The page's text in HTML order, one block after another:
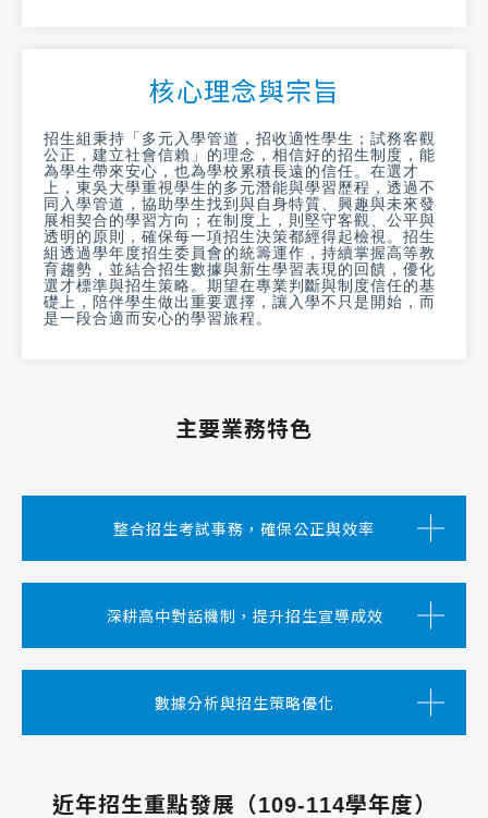
核心理念與宗旨
招生組秉持「多元入學管道，招收適性學生；試務客觀
公正，建立社會信賴」的理念，相信好的招生制度，能
為學生帶來安心，也為學校累積長遠的信任。在選才
上，東吳大學重視學生的多元潛能與學習歷程，透過不
同入學管道，協助學生找到與自身特質、興趣與未來發
展相契合的學習方向；在制度上，則堅守客觀、公平與
透明的原則，確保每一項招生決策都經得起檢視。招生
組透過學年度招生委員會的統籌運作，持續掌握高等教
育趨勢，並結合招生數據與新生學習表現的回饋，優化
選才標準與招生策略。期望在專業判斷與制度信任的基
礎上，陪伴學生做出重要選擇，讓入學不只是開始，而
是一段合適而安心的學習旅程。
主要業務特色
整合招生考試事務，確保公正與效率
深耕高中對話機制，提升招生宣導成效
數據分析與招生策略優化
近年招生重點發展（109-114學年度）